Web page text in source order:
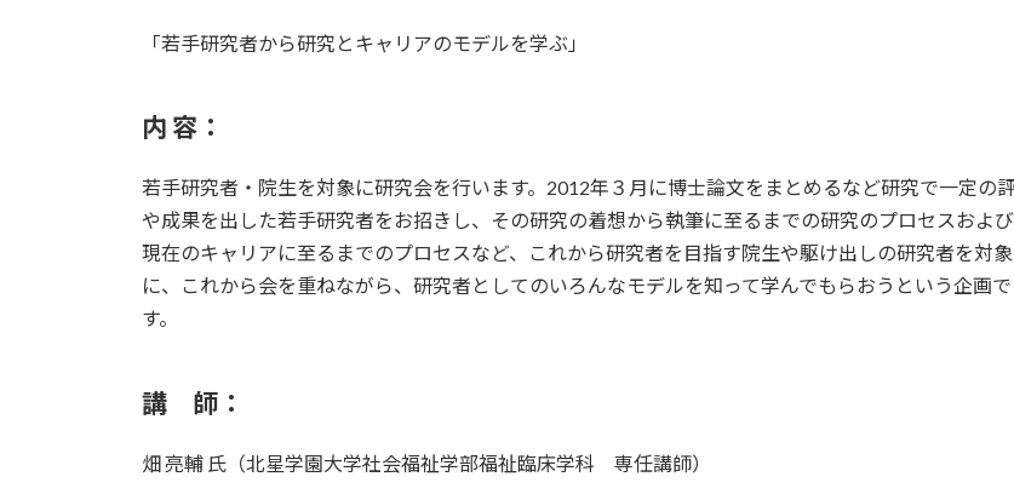
「若手研究者から研究とキャリアのモデルを学ぶ」
内 容：
若手研究者・院生を対象に研究会を行います。2012年３月に博士論文をまとめるなど研究で一定の
や成果を出した若手研究者をお招きし、その研究の着想から執筆に至るまでの研究のプロセスおよび
現在のキャリアに至るまでのプロセスなど、これから研究者を目指す院生や駆け出しの研究者を対象
に、これから会を重ねながら、研究者としてのいろんなモデルを知って学んでもらおうという企画で
す。
講 師：
畑 亮輔 氏（北星学園大学社会福祉学部福祉臨床学科 専任講師）